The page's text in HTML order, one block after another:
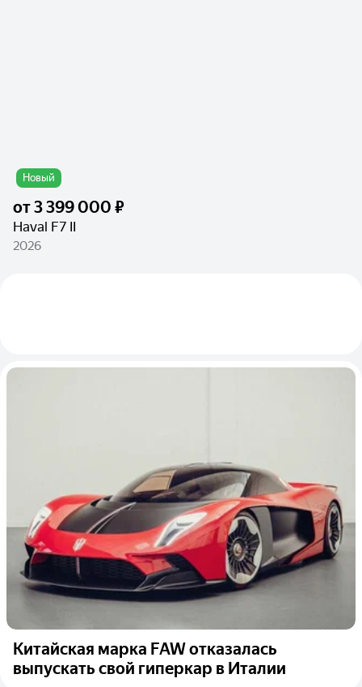
Новый
от3 399 000 ₽
Haval F7 II
2026
Китайская марка FAW отказалась
выпускать свой гиперкар в Италии